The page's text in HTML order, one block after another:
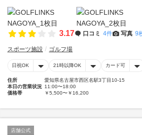
3.17 口コミ 4件 写真 9
スポーツ施設 ゴルフ場
日祝OK 21時以降OK カード可
住所
愛知県名古屋市西区名駅3丁目10-15
本日の営業状況 11:00〜18:00
価格帯
￥5,500〜￥16,200
店舗公式